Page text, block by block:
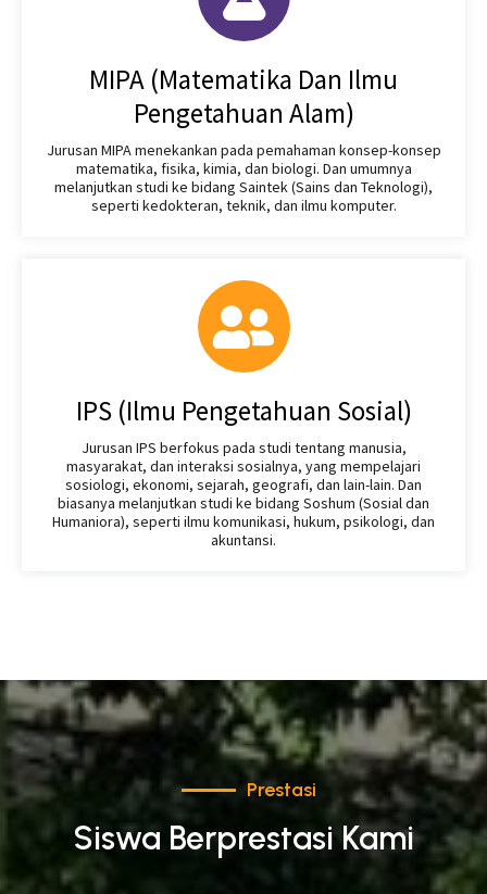
MIPA (Matematika Dan Ilmu
Pengetahuan Alam)
Jurusan MIPA menekankan pada pemahaman konsep-konsep
matematika, fisika, kimia, dan biologi. Dan umumnya
melanjutkan studi ke bidang Saintek (Sains dan Teknologi),
seperti kedokteran, teknik, dan ilmu komputer.
IPS (Ilmu Pengetahuan Sosial)
Jurusan IPS berfokus pada studi tentang manusia,
masyarakat, dan interaksi sosialnya, yang mempelajari
sosiologi, ekonomi, sejarah, geografi, dan lain-lain. Dan
biasanya melanjutkan studi ke bidang Soshum (Sosial dan
Humaniora), seperti ilmu komunikasi, hukum, psikologi, dan
akuntansi.
Prestasi
Siswa Berprestasi Kami